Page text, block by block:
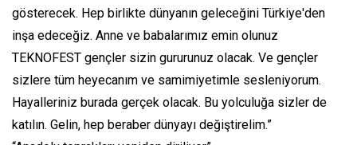
gösterecek. Hep birlikte dünyanın geleceğini Türkiye'den
inşa edeceğiz. Anne ve babalarımız emin olunuz
TEKNOFEST gençler sizin gururunuz olacak. Ve gençler
sizlere tüm heyecanım ve samimiyetimle sesleniyorum.
Hayalleriniz burada gerçek olacak. Bu yolculuğa sizler de
katılın. Gelin, hep beraber dünyayı değiştirelim.”